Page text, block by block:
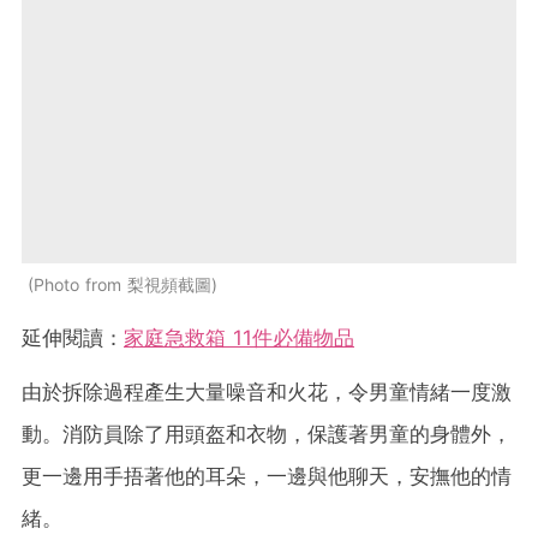
Photo from 梨視頻截圖
延伸閱讀： 家庭急救箱 11件必備物品
由於拆除過程產生大量噪音和火花，令男童情緒一度激
動。消防員除了用頭盔和衣物，保護著男童的身體外，
更一邊用手捂著他的耳朵，一邊與他聊天，安撫他的情
緒。